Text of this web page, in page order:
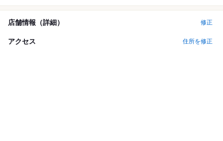
店舗情報（詳細） 修正
アクセス 住所を修正